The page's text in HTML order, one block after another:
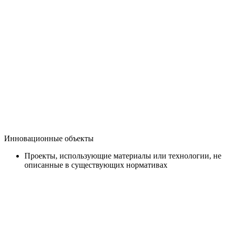
Инновационные объекты
Проекты, использующие материалы или технологии, не
описанные в существующих нормативах